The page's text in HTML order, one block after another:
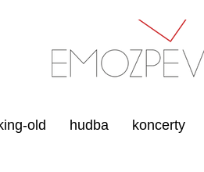
old hudba koncerty